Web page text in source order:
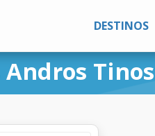
DESTINOS
Andros Tinos